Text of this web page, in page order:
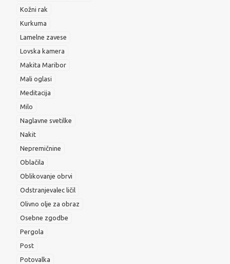
Kožni rak
Kurkuma
Lamelne zavese
Lovska kamera
Makita Maribor
Mali oglasi
Meditacija
Milo
Naglavne svetilke
Nakit
Nepremičnine
Oblačila
Oblikovanje obrvi
Odstranjevalec ličil
Olivno olje za obraz
Osebne zgodbe
Pergola
Post
Potovalka